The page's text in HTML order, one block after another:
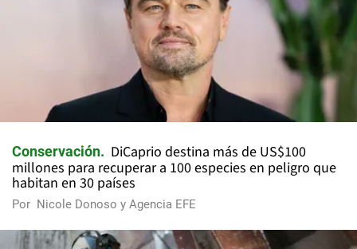
Conservación
DiCaprio destina más de US$100
millones para recuperar a 100 especies en peligro que
habitan en 30 países
Por Nicole Donoso y Agencia EFE